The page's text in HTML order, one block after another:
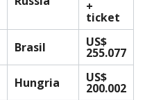
+
ticket
Brasil US$
255.077
Hungria US$
200.002